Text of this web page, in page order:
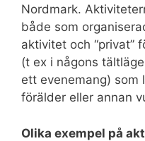
Nordmark.
både som
aktivitet och “privat”
(t ex i någons
ett evenemang) som
förälder eller annan
Olika exempel på